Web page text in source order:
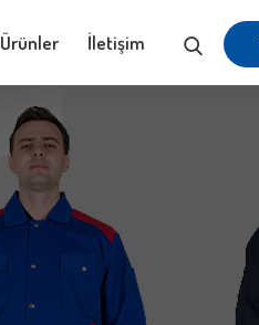
Ürünler İletişim